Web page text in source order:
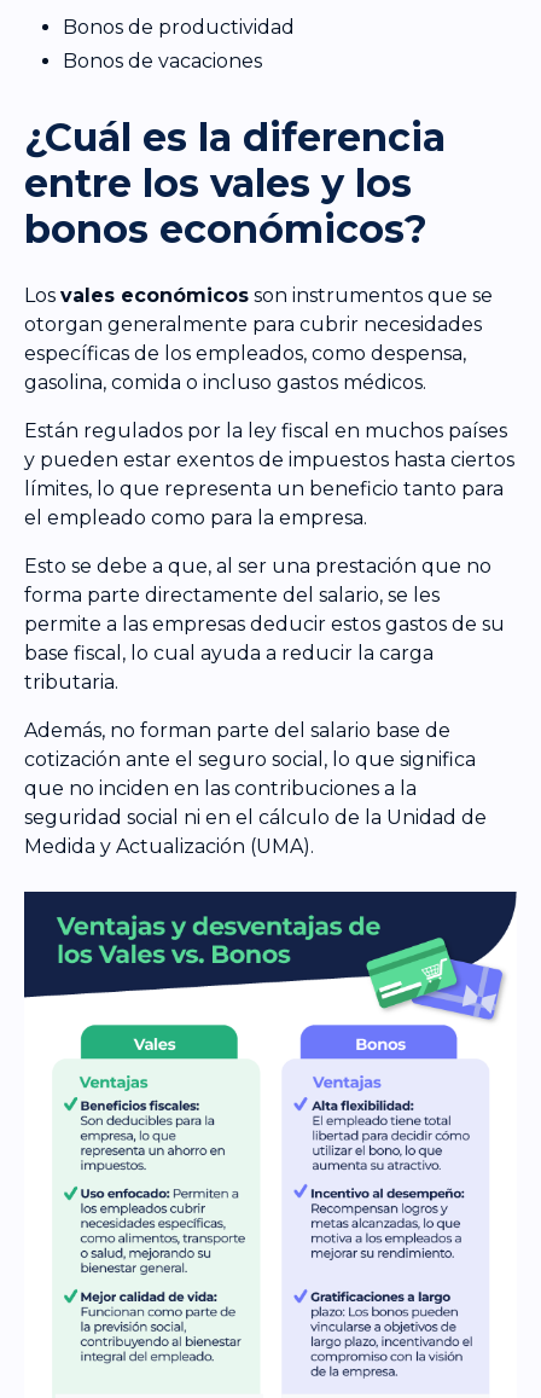
Bonos de productividad
Bonos de vacaciones
¿Cuál es la diferencia
entre los vales y los
bonos económicos?
Los vales económicos son instrumentos que se
otorgan generalmente para cubrir necesidades
específicas de los empleados, como despensa,
gasolina, comida o incluso gastos médicos.
Están regulados por la ley fiscal en muchos países
y pueden estar exentos de impuestos hasta ciertos
límites, lo que representa un beneficio tanto para
el empleado como para la empresa.
Esto se debe a que, al ser una prestación que no
forma parte directamente del salario, se les
permite a las empresas deducir estos gastos de su
base fiscal, lo cual ayuda a reducir la carga
tributaria.
Además, no forman parte del salario base de
cotización ante el seguro social, lo que significa
que no inciden en las contribuciones a la
seguridad social ni en el cálculo de la Unidad de
Medida y Actualización (UMA).